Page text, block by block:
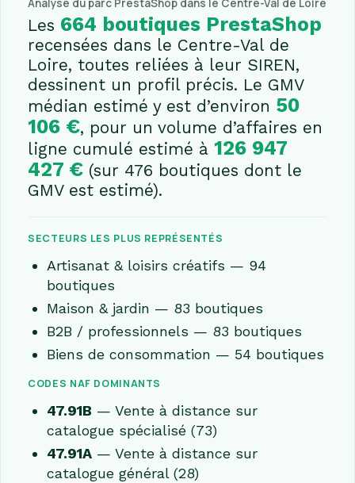
Analyse du parc PrestaShop dans le Centre-Val de Loire
Les 664 boutiques PrestaShop
recensées dans le Centre-Val de
Loire, toutes reliées à leur SIREN,
dessinent un profil précis. Le GMV
médian estimé y est d’environ 50
106 €, pour un volume d’affaires en
ligne cumulé estimé à126 947
427 € (sur 476 boutiques dont le
GMV est estimé).
SECTEURS LES PLUS REPRÉSENTÉS
Artisanat & loisirs créatifs — 94
boutiques
Maison & jardin — 83 boutiques
B2B / professionnels — 83 boutiques
Biens de consommation — 54 boutiques
CODES NAF DOMINANTS
47.91B — Vente à distance sur
catalogue spécialisé (73)
47.91A — Vente à distance sur
catalogue général (28)